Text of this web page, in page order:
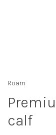
Roam
calf